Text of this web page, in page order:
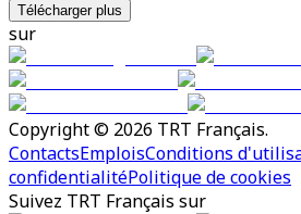
Télécharger plus
sur
Copyright © 2026 TRT Français.
ContactsEmploisConditions
confidentialitéPolitique de cookies
Suivez TRT Français sur